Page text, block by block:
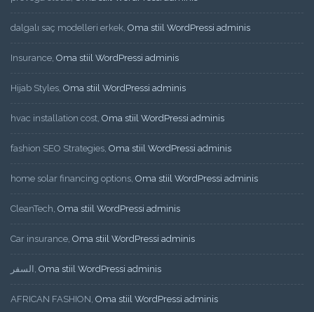
dalgalı saç modelleri erkek, Oma stiil WordPressi adminis
Insurance, Oma stiil WordPressi adminis
Hijab Styles, Oma stiil WordPressi adminis
hvac installation cost, Oma stiil WordPressi adminis
fashion SEO Strategies, Oma stiil WordPressi adminis
home solar financing options, Oma stiil WordPressi adminis
CleanTech, Oma stiil WordPressi adminis
Car insurance, Oma stiil WordPressi adminis
السفر , Oma stiil WordPressi adminis
AFRICAN FASHION, Oma stiil WordPressi adminis